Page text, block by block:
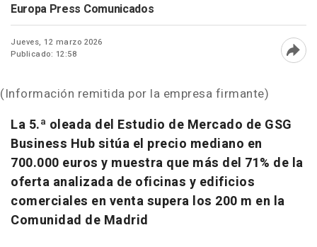
Europa Press Comunicados
Jueves, 12 marzo 2026
Publicado: 12:58
(Información remitida por la empresa firmante)
La 5.ª oleada del Estudio de Mercado de GSG
Business Hub sitúa el precio mediano en
700.000 euros y muestra que más del 71% de la
oferta analizada de oficinas y edificios
comerciales en venta supera los 200 m en la
Comunidad de Madrid